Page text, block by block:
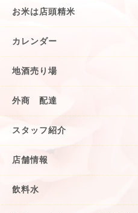
お米は店頭精米
カレンダー
地酒売り場
外商 配達
スタッフ紹介
店舗情報
飲料水